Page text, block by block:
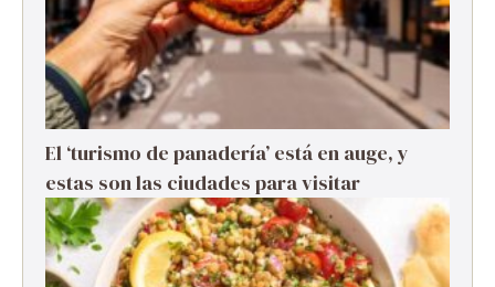
El ‘turismo de panadería’ está en auge, y
estas son las ciudades para visitar